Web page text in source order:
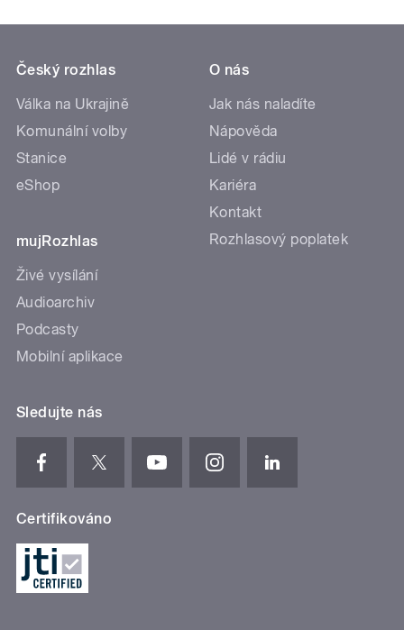
Český rozhlas
Válka na Ukrajině
Komunální volby
Stanice
eShop
mujRozhlas
Živé vysílání
Audioarchiv
Podcasty
Mobilní aplikace
O nás
Jak nás naladíte
Nápověda
Lidé v rádiu
Kariéra
Kontakt
Rozhlasový poplatek
Sledujte nás
Certifikováno